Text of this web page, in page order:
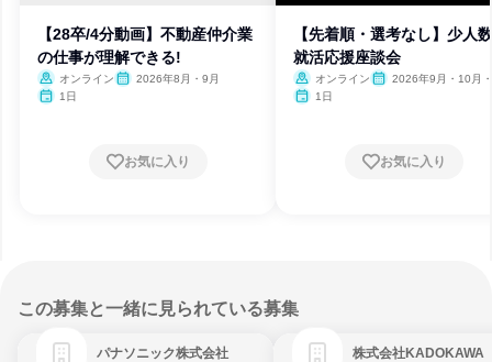
【28卒/4分動画】不動産仲介業
の仕事が理解できる!
オンライン
2026年8月・9月
1日
お気に入り
【先着順・選考なし】少人
就活応援座談会
オンライン
2026年9月・10月
1日
お気に入り
この募集と一緒に見られている募集
パナソニック株式会社 株式会社KADOKAWA